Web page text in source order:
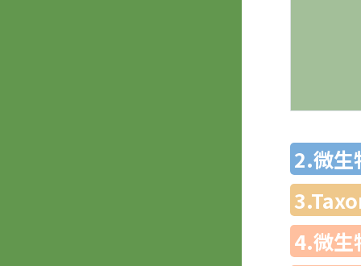
2.微生
4.微生